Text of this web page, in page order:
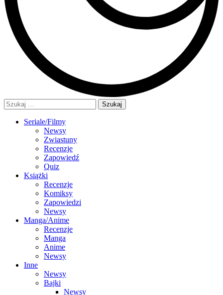
Szukaj:
Seriale/Filmy
Newsy
Zwiastuny
Recenzje
Zapowiedź
Quiz
Książki
Recenzje
Komiksy
Zapowiedzi
Newsy
Manga/Anime
Recenzje
Manga
Anime
Newsy
Inne
Newsy
Bajki
Newsy